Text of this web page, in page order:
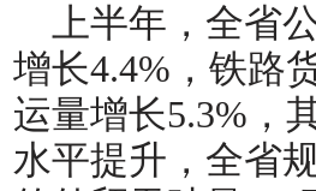
上半年，全省
增长4.4%，铁路
运量增长5.3%，
水平提升，全省